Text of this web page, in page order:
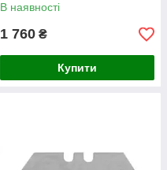
В наявності
1 760 ₴
Купити